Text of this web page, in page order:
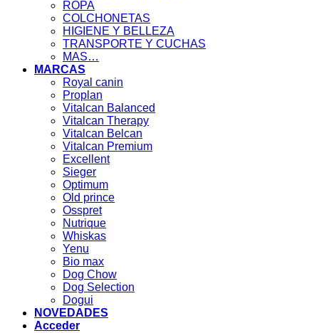
ROPA
COLCHONETAS
HIGIENE Y BELLEZA
TRANSPORTE Y CUCHAS
MAS…
MARCAS
Royal canin
Proplan
Vitalcan Balanced
Vitalcan Therapy
Vitalcan Belcan
Vitalcan Premium
Excellent
Sieger
Optimum
Old prince
Osspret
Nutrique
Whiskas
Yenu
Bio max
Dog Chow
Dog Selection
Dogui
NOVEDADES
Acceder